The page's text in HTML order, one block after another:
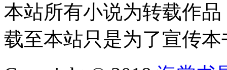
本站所有小说为转载作
载至本站只是为了宣传